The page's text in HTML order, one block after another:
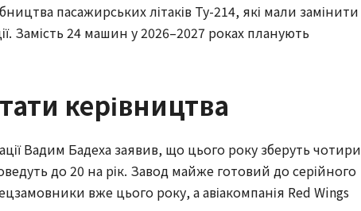
пасажирських літаків Ту-214, які мали замінити
Замість 24 машин у 2026–2027 роках планують
керівництва
Вадим Бадеха заявив, що цього року зберуть чотири
до 20 на рік. Завод майже готовий до серійного
вже цього року, а авіакомпанія Red Wings